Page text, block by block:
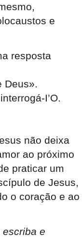
e
resposta
Deus».
I’O.
não deixa
ao próximo
praticar um
de Jesus,
o coração e ao
e